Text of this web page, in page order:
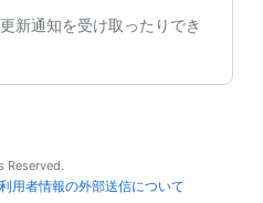
新通知を受け取ったりでき
Reserved.
利用者情報の外部送信について